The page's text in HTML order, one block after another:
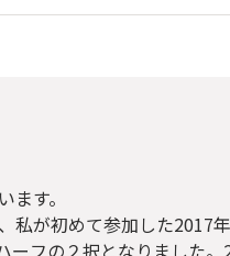
す。
私が初めて参加した2017